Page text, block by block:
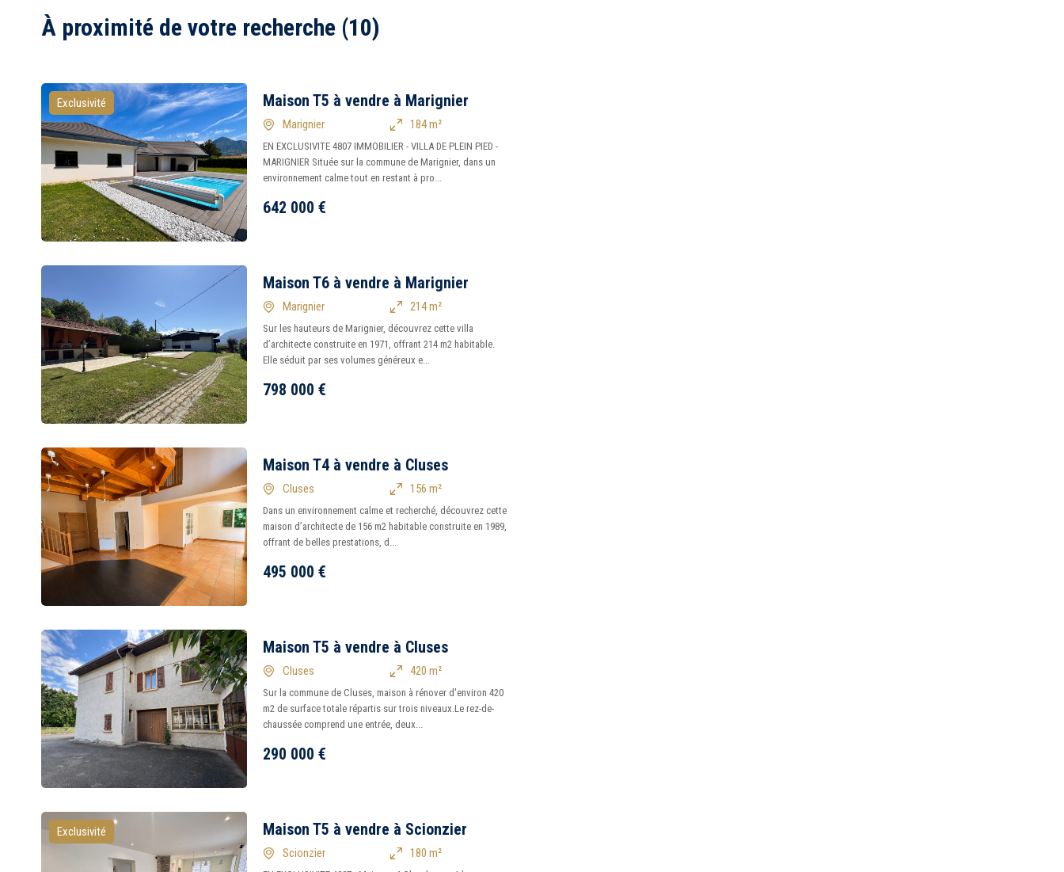
À proximité de votre recherche (10)
Exclusivité Maison T5 à vendre à Marignier
Marignier 184 m²
EN EXCLUSIVITE 4807 IMMOBILIER - VILLA DE PLEIN PIED -
MARIGNIER Située sur la commune de Marignier, dans un
environnement calme tout en restant à pro...
642 000 €
Maison T6 à vendre à Marignier
Marignier 214 m²
Sur les hauteurs de Marignier, découvrez cette villa
d’architecte construite en 1971, offrant 214 m2 habitable.
Elle séduit par ses volumes généreux e...
798 000 €
Maison T4 à vendre à Cluses
Cluses 156 m²
Dans un environnement calme et recherché, découvrez cette
maison d’architecte de 156 m2 habitable construite en 1989,
offrant de belles prestations, d...
495 000 €
Maison T5 à vendre à Cluses
Cluses 420 m²
Sur la commune de Cluses, maison à rénover d'environ 420
m2 de surface totale répartis sur trois niveaux.Le rez-de-
chaussée comprend une entrée, deux...
290 000 €
Exclusivité Maison T5 à vendre à Scionzier
Scionzier 180 m²